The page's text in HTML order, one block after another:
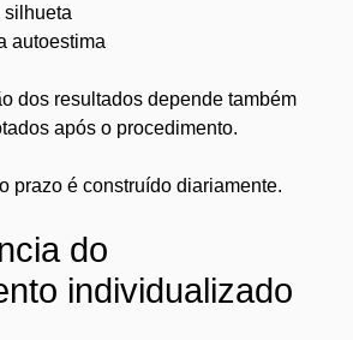
silhueta
autoestima
dos resultados depende também
após o procedimento.
prazo é construído diariamente.
do
individualizado